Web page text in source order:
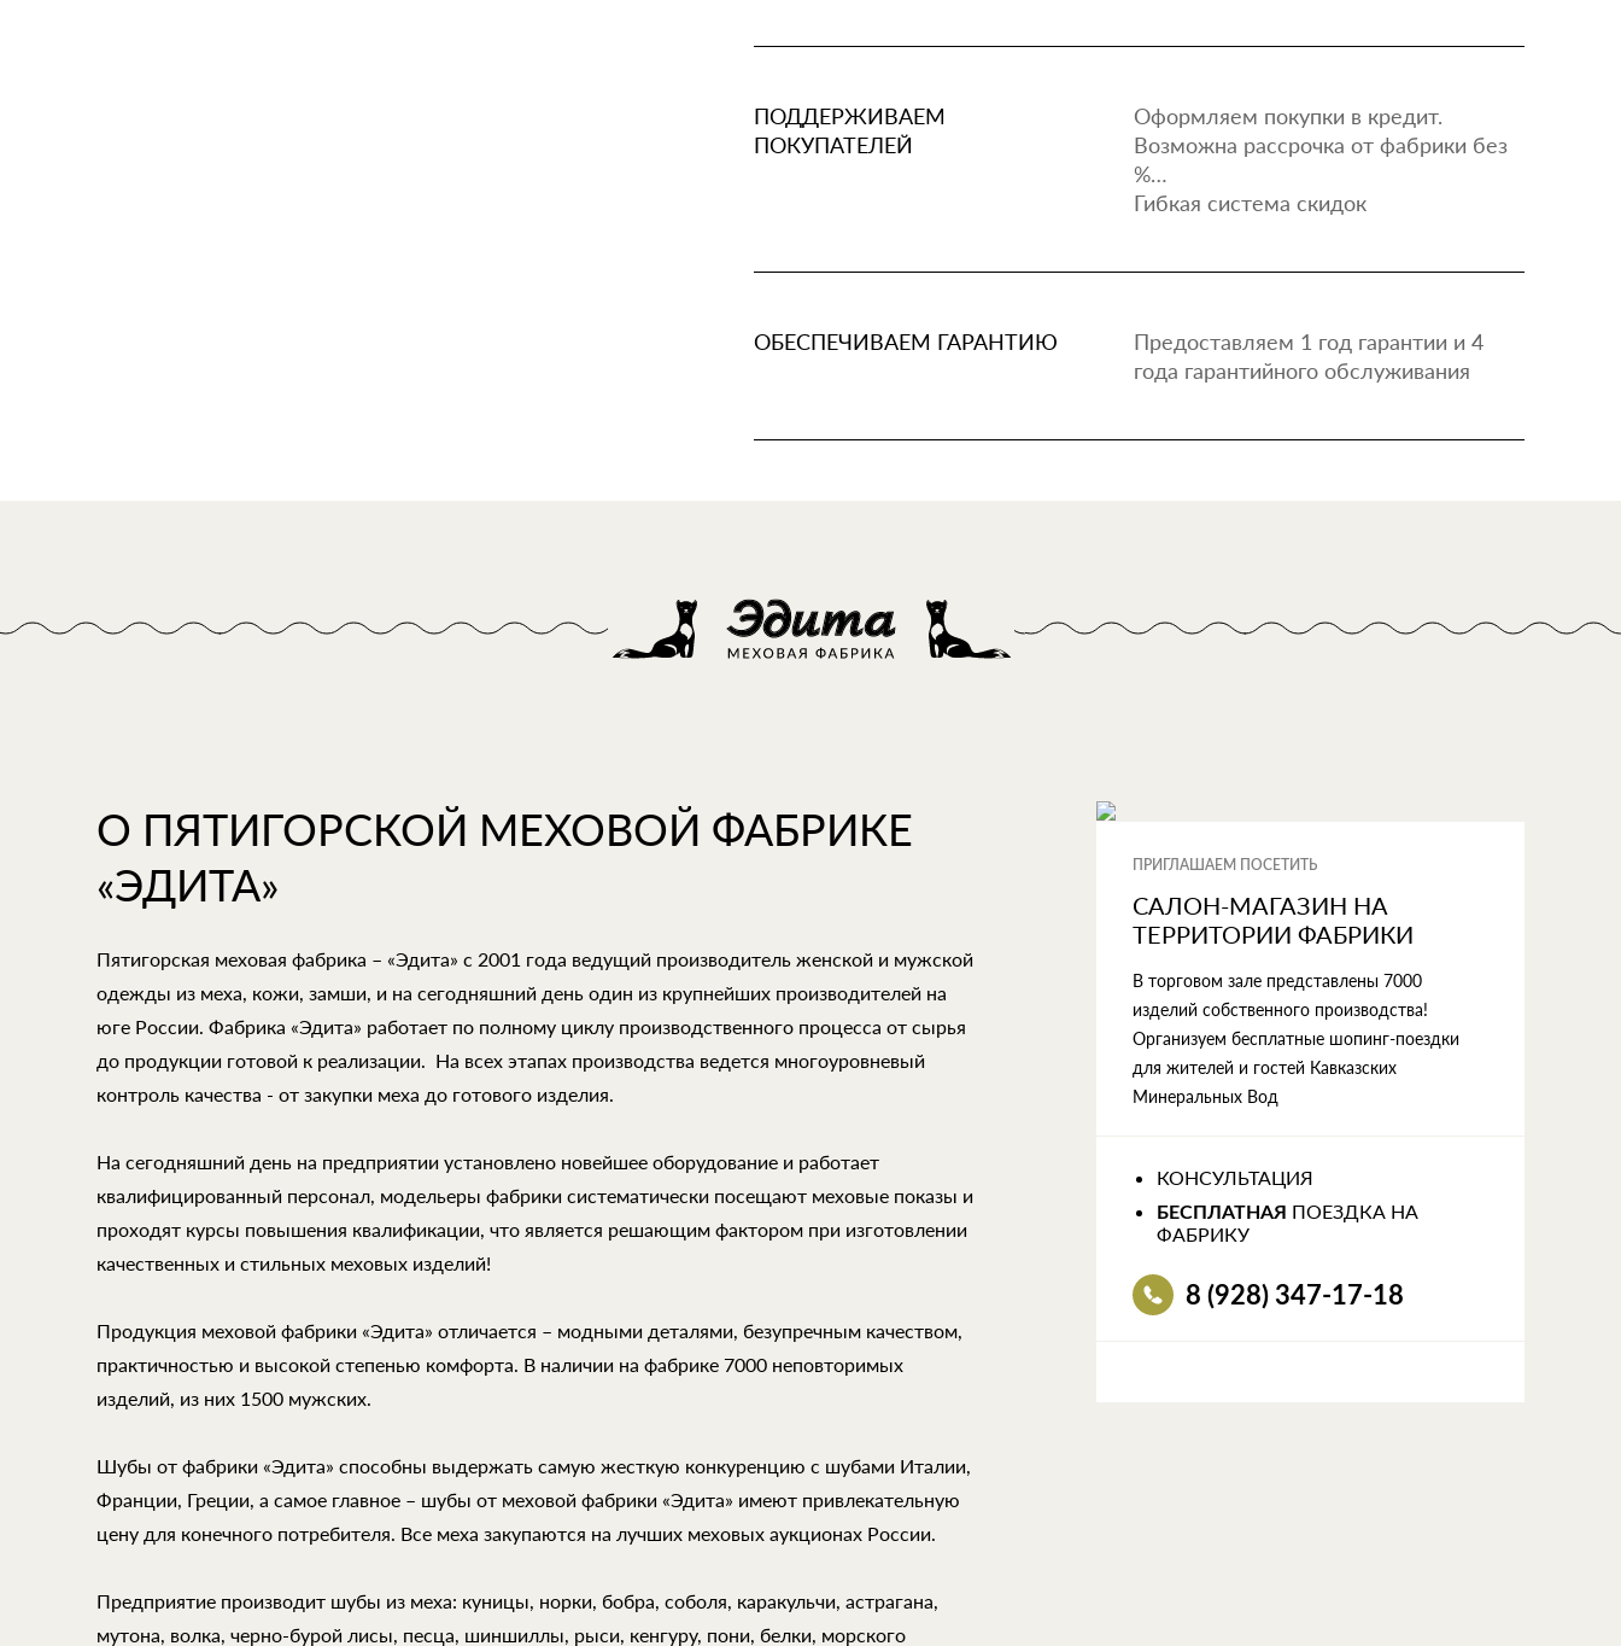
ПОДДЕРЖИВАЕМ
ПОКУПАТЕЛЕЙ
Оформляем покупки в кредит.
Возможна рассрочка от фабрики без
%…
Гибкая система скидок
ОБЕСПЕЧИВАЕМ ГАРАНТИЮ
Предоставляем 1 год гарантии и 4
года гарантийного обслуживания
О ПЯТИГОРСКОЙ МЕХОВОЙ ФАБРИКЕ
«ЭДИТА»
Пятигорская меховая фабрика – «Эдита» с 2001 года ведущий производитель женской и мужской
одежды из меха, кожи, замши, и на сегодняшний день один из крупнейших производителей на
юге России. Фабрика «Эдита» работает по полному циклу производственного процесса от сырья
до продукции готовой к реализации. На всех этапах производства ведется многоуровневый
контроль качества - от закупки меха до готового изделия.
На сегодняшний день на предприятии установлено новейшее оборудование и работает
квалифицированный персонал, модельеры фабрики систематически посещают меховые показы и
проходят курсы повышения квалификации, что является решающим фактором при изготовлении
качественных и стильных меховых изделий!
Продукция меховой фабрики «Эдита» отличается – модными деталями, безупречным качеством,
практичностью и высокой степенью комфорта. В наличии на фабрике 7000 неповторимых
изделий, из них 1500 мужских.
Шубы от фабрики «Эдита» способны выдержать самую жесткую конкуренцию с шубами Италии,
Франции, Греции, а самое главное – шубы от меховой фабрики «Эдита» имеют привлекательную
цену для конечного потребителя. Все меха закупаются на лучших меховых аукционах России.
Предприятие производит шубы из меха: куницы, норки, бобра, соболя, каракульчи, астрагана,
мутона, волка, черно-бурой лисы, песца, шиншиллы, рыси, кенгуру, пони, белки, морского
ПРИГЛАШАЕМ ПОСЕТИТЬ
САЛОН-МАГАЗИН НА
ТЕРРИТОРИИ ФАБРИКИ
В торговом зале представлены 7000
изделий собственного производства!
Организуем бесплатные шопинг-поездки
для жителей и гостей Кавказских
Минеральных Вод
КОНСУЛЬТАЦИЯ
БЕСПЛАТНАЯ ПОЕЗДКА НА
ФАБРИКУ
8 (928) 347-17-18